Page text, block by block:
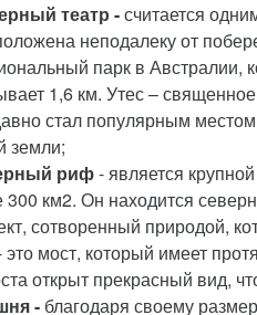
театр -считается
неподалеку от
парк в Австралии,
1,6 км. Утес –
стал популярным
земли;
риф- является
км2. Он находится
сотворенный природой,
мост, который имеет
открыт прекрасный вид,
- благодаря своему